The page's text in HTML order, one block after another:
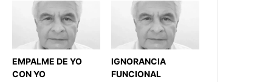
EMPALME DE YO
CON YO
IGNORANCIA
FUNCIONAL